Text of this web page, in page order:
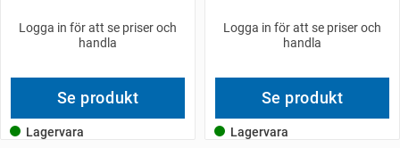
Logga in för att se priser och
handla
Se produkt
Lagervara
Logga in för att se priser och
handla
Se produkt
Lagervara